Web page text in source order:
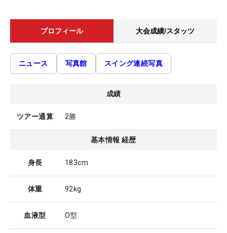
プロフィール 大会成績/スタッツ
ニュース 写真館 スイング連続写真
成績
ツアー通算 2勝
基本情報 経歴
身長 183cm
体重 92kg
血液型 O型